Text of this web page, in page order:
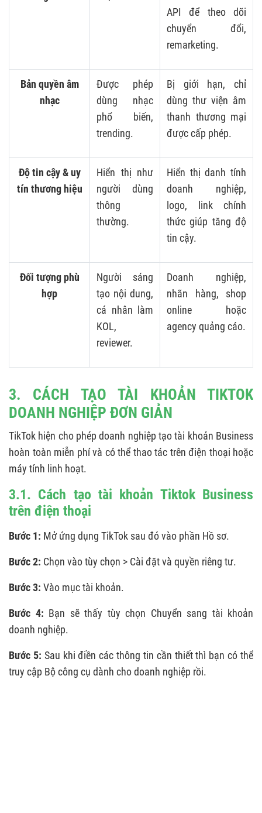
API để theo dõi
chuyển đổi,
remarketing.
Bản quyền âm
nhạc
Được phép
dùng nhạc
phổ biến,
trending.
Bị giới hạn, chỉ
dùng thư viện âm
thanh thương mại
được cấp phép.
Độ tin cậy & uy
tín thương hiệu
Hiển thị như
người dùng
thông
thường.
Hiển thị danh tính
doanh nghiệp,
logo, link chính
thức giúp tăng độ
tin cậy.
Đối tượng phù
hợp
Người sáng
tạo nội dung,
cá nhân làm
KOL,
reviewer.
Doanh nghiệp,
nhãn hàng, shop
online hoặc
agency quảng cáo.
3. CÁCH TẠO TÀI KHOẢN TIKTOK
DOANH NGHIỆP ĐƠN GIẢN
TikTok hiện cho phép doanh nghiệp tạo tài khoản Business
hoàn toàn miễn phí và có thể thao tác trên điện thoại hoặc
máy tính linh hoạt.
3.1. Cách tạo tài khoản Tiktok Business
trên điện thoại
Bước 1: Mở ứng dụng TikTok sau đó vào phần Hồ sơ.
Bước 2: Chọn vào tùy chọn > Cài đặt và quyền riêng tư.
Bước 3: Vào mục tài khoản.
Bước 4: Bạn sẽ thấy tùy chọn Chuyển sang tài khoản
doanh nghiệp.
Bước 5: Sau khi điền các thông tin cần thiết thì bạn có thể
truy cập Bộ công cụ dành cho doanh nghiệp rồi.